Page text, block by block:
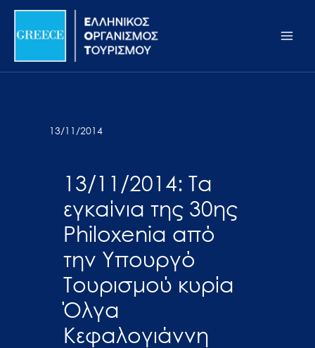
Σημείωση:
ιστότοπος
προσβασιμότητας.
Μετάβαση
περιεχόμενο
13/11/2014
13/11/2014: Τα
εγκαίνια της 30ης
Philoxenia από
την Υπουργό
Τουρισμού κυρία
Όλγα
Κεφαλογιάννη